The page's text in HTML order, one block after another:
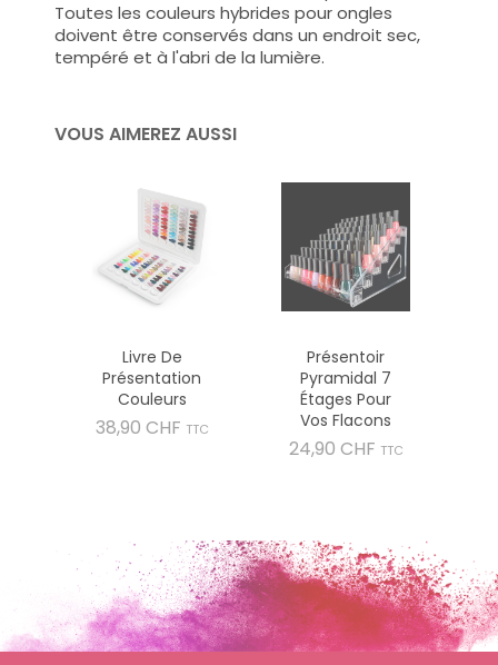
Toutes les couleurs hybrides pour ongles
doivent être conservés dans un endroit sec,
tempéré et à l'abri de la lumière.
VOUS AIMEREZ AUSSI
Livre De
Présentation
Couleurs
38,90 CHF Prix
TTC
Présentoir
Pyramidal 7
Étages Pour
Vos Flacons
24,90 CHF Prix
TTC